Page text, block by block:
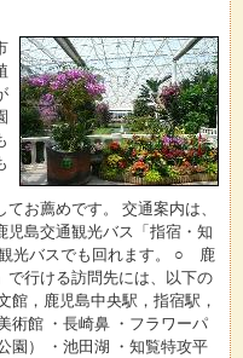
お薦めです。 交通案内は、
児島交通観光バス「指宿・知
光バスでも回れます。 ○ 鹿
で行ける訪問先には、以下の
館，鹿児島中央駅，指宿駅，
館 ・長崎鼻 ・フラワーパ
園） ・池田湖 ・知覧特攻平